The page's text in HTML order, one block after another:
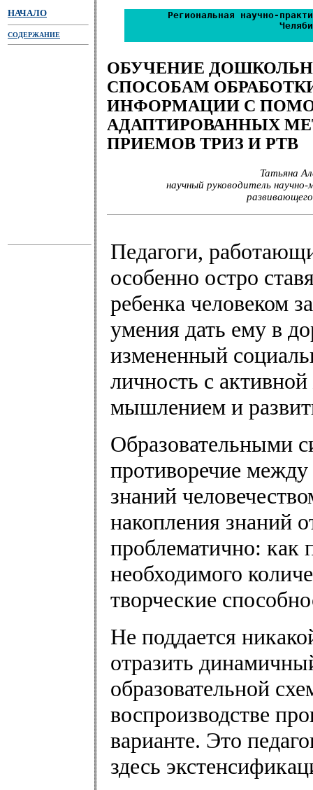
НАЧАЛО
СОДЕРЖАНИЕ
Региональная научно-
ОБУЧЕНИЕ
СПОСОБАМ
ИНФОРМАЦИИ С
АДАПТИРОВАННЫХ
ПРИЕМОВ ТРИЗ И РТВ
Татьяна
научный руководитель
Педагоги,
особенно остро
ребенка человеком
умения дать ему в
измененный
личность с
мышлением и
Образовательными
противоречие
знаний
накопления знаний
проблематично: как
необходимого
творческие
Не поддается
отразить
образовательной
воспроизводстве
варианте. Это
здесь